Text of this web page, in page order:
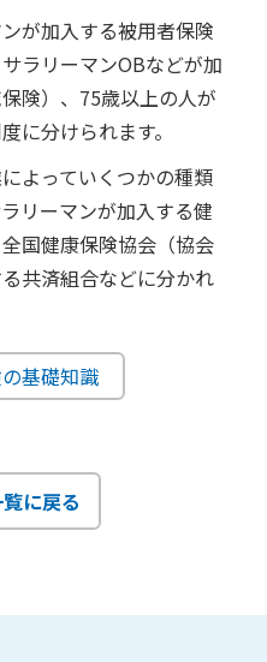
が加入する被用者保険
ラリーマンOBなどが加
険）、75歳以上の人が
に分けられます。
よっていくつかの種類
リーマンが加入する健
国健康保険協会（協会
共済組合などに分かれ
基礎知識
に戻る